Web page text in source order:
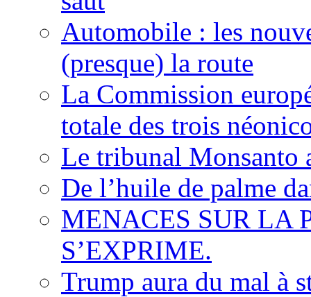
Automobile : les
(presque) la route
La Commission
totale des trois
Le tribunal Monsanto
De l’huile de palme
MENACES SUR LA
S’EXPRIME.
Trump aura du mal à